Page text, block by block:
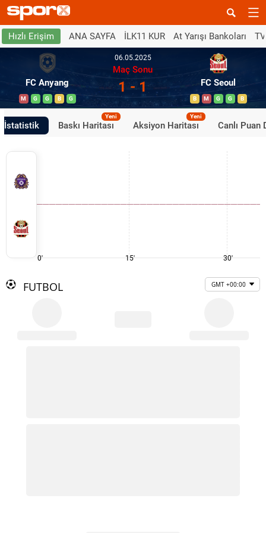
Hızlı Erişim ANA SAYFA İLK11 KUR At Yarışı Bankoları
FC Anyang
M G G B G
06.05.2025
Maç Sonu
1 - 1 FC Seoul
B M G G B
İstatistik Baskı Haritası
Yeni
Aksiyon Haritası
Yeni
Canlı Puan
0' 15' 30'
FUTBOL GMT +00:00